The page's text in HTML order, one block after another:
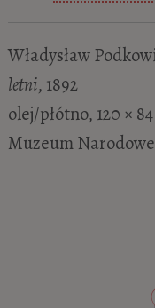
Władysław
letni, 1892
olej/płótno, 120 ×
Muzeum